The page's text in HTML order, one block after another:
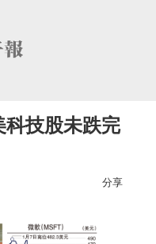
科技股未跌完
分享